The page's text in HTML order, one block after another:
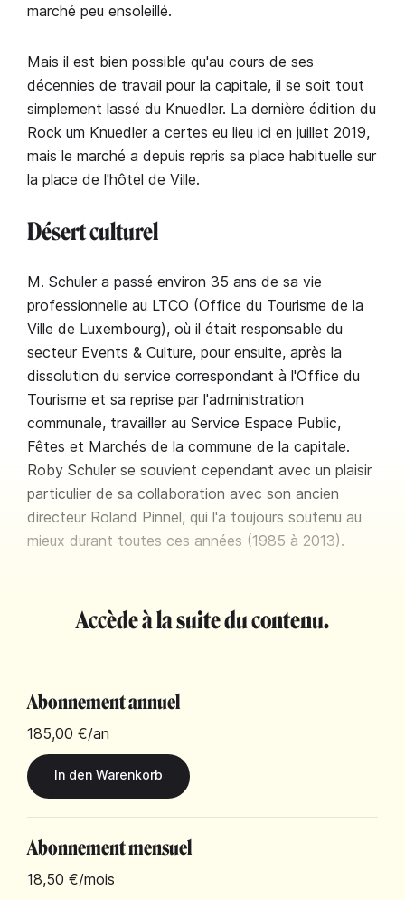
marché peu ensoleillé.
Mais il est bien possible qu'au cours de ses
décennies de travail pour la capitale, il se soit tout
simplement lassé du Knuedler. La dernière édition du
Rock um Knuedler a certes eu lieu ici en juillet 2019,
mais le marché a depuis repris sa place habituelle sur
la place de l'hôtel de Ville.
Désert culturel
M. Schuler a passé environ 35 ans de sa vie
professionnelle au LTCO (Office du Tourisme de la
Ville de Luxembourg), où il était responsable du
secteur Events & Culture, pour ensuite, après la
dissolution du service correspondant à l'Office du
Tourisme et sa reprise par l'administration
communale, travailler au Service Espace Public,
Fêtes et Marchés de la commune de la capitale.
Roby Schuler se souvient cependant avec un plaisir
particulier de sa collaboration avec son ancien
directeur Roland Pinnel, qui l'a toujours soutenu au
mieux durant toutes ces années (1985 à 2013).
Accède à la suite du contenu.
Abonnement annuel
185,00 €/an
Abonnement mensuel
18,50 €/mois